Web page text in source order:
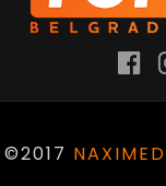
©2017